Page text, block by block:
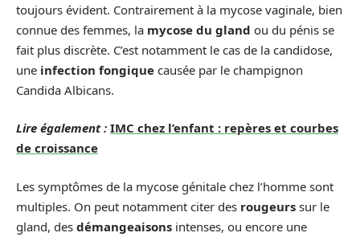
toujours évident. Contrairement à la mycose vaginale, bien
connue des femmes, la mycose du gland ou du pénis se
fait plus discrète. C’est notamment le cas de la candidose,
une infection fongique causée par le champignon
Candida Albicans.
Lire également : IMC chez l’enfant : repères et courbes
de croissance
Les symptômes de la mycose génitale chez l’homme sont
multiples. On peut notamment citer des rougeurs sur le
gland, des démangeaisons intenses, ou encore une